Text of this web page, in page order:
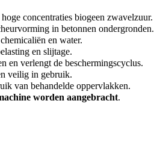
concentraties biogeen zwavelzuur.
in betonnen ondergronden.
en water.
en slijtage.
en verlengt de beschermingscyclus.
veilig in gebruik.
van behandelde oppervlakken.
worden aangebracht.